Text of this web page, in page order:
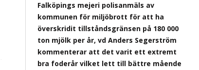
Falköpings mejeri polisanmäls av
kommunen för miljöbrott för att ha
överskridit tillståndsgränsen på 180 000
ton mjölk per år, vd Anders Segerström
kommenterar att det varit ett extremt
bra foderår vilket lett till bättre mående